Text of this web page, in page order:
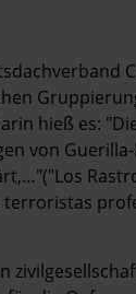
hieß es:
von